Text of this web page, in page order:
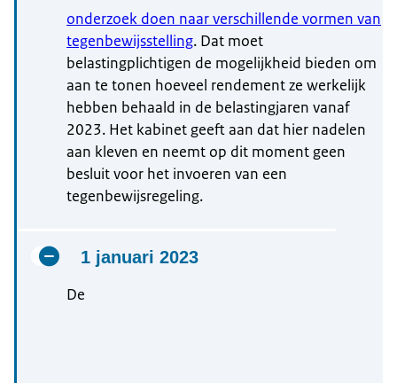
onderzoek doen naar verschillende vormen van
tegenbewijsstelling. Dat moet
belastingplichtigen de mogelijkheid bieden om
aan te tonen hoeveel rendement ze werkelijk
hebben behaald in de belastingjaren vanaf
2023. Het kabinet geeft aan dat hier nadelen
aan kleven en neemt op dit moment geen
besluit voor het invoeren van een
tegenbewijsregeling.
1 januari 2023
De